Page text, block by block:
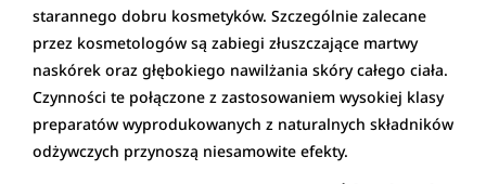
starannego dobru kosmetyków. Szczególnie zalecane
przez kosmetologów są zabiegi złuszczające martwy
naskórek oraz głębokiego nawilżania skóry całego ciała.
Czynności te połączone z zastosowaniem wysokiej klasy
preparatów wyprodukowanych z naturalnych składników
odżywczych przynoszą niesamowite efekty.